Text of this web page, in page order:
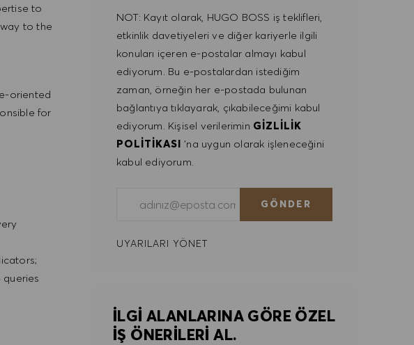
to
to the
oriented
for
NOT: Kayıt olarak, HUGO BOSS iş teklifleri,
etkinlik davetiyeleri ve diğer kariyerle ilgili
konuları içeren e-postalar almayı kabul
ediyorum. Bu e-postalardan istediğim
zaman, örneğin her e-postada bulunan
bağlantıya tıklayarak, çıkabileceğimi kabul
ediyorum. Kişisel verilerimin GIZLILIK
POLITIKASI 'na uygun olarak işleneceğini
kabul ediyorum.
GÖNDER
UYARILARI YÖNET
İLGI ALANLARINA GÖRE ÖZEL
IŞ ÖNERILERI AL.